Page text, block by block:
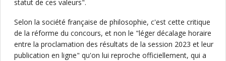
statut de ces valeurs".
Selon la société française de philosophie, c'est cette critique
de la réforme du concours, et non le "léger décalage horaire
entre la proclamation des résultats de la session 2023 et leur
publication en ligne" qu'on lui reproche officiellement, qui a